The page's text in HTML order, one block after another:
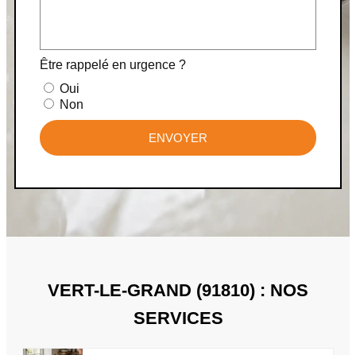
Être rappelé en urgence ?
Oui
Non
ENVOYER
VERT-LE-GRAND (91810) : NOS
SERVICES